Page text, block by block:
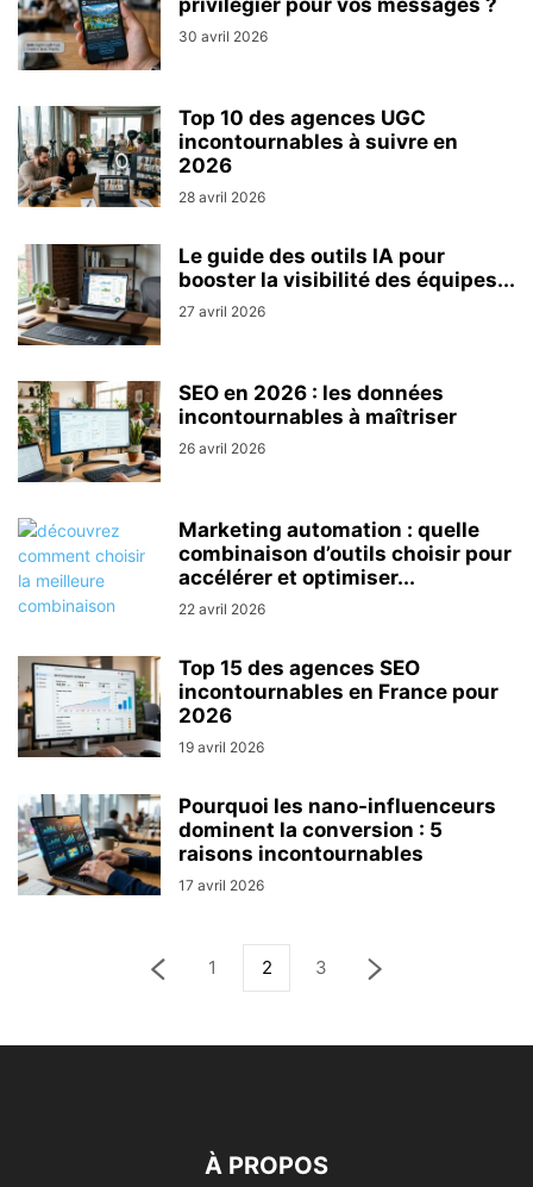
privilégier pour vos messages ?
30 avril 2026
Top 10 des agences UGC
incontournables à suivre en
2026
28 avril 2026
Le guide des outils IA pour
booster la visibilité des équipes...
27 avril 2026
SEO en 2026 : les données
incontournables à maîtriser
26 avril 2026
Marketing automation : quelle
combinaison d’outils choisir pour
accélérer et optimiser...
22 avril 2026
Top 15 des agences SEO
incontournables en France pour
2026
19 avril 2026
Pourquoi les nano-influenceurs
dominent la conversion : 5
raisons incontournables
17 avril 2026
1 2 3
À PROPOS